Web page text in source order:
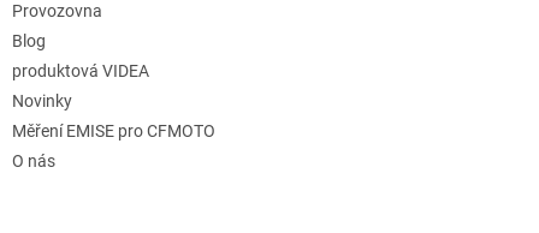
Provozovna
Blog
produktová VIDEA
Novinky
Měření EMISE pro CFMOTO
O nás